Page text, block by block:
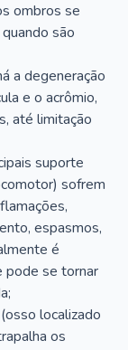
ombros se
são
a degeneração
e o acrômio,
até limitação
suporte
sofrem
espasmos,
é
pode se tornar
localizado
os